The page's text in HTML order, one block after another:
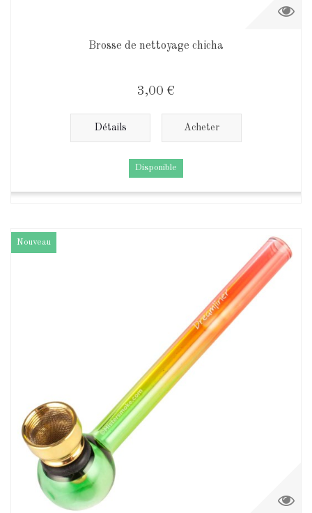
Brosse de nettoyage chicha
3,00 €
Détails Acheter
Disponible
Nouveau